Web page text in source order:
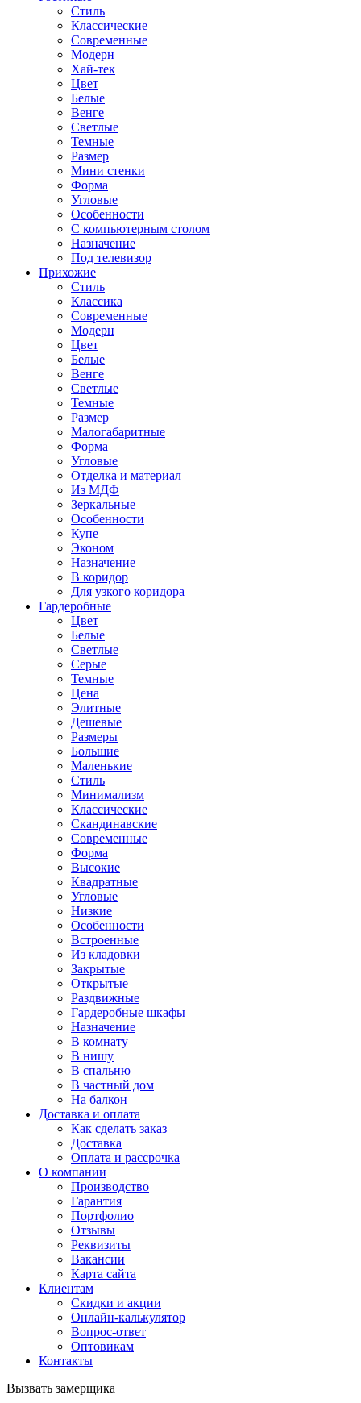
Стиль
Классические
Современные
Модерн
Хай-тек
Цвет
Белые
Венге
Светлые
Темные
Размер
Мини стенки
Форма
Угловые
Особенности
С компьютерным столом
Назначение
Под телевизор
Прихожие
Стиль
Классика
Современные
Модерн
Цвет
Белые
Венге
Светлые
Темные
Размер
Малогабаритные
Форма
Угловые
Отделка и материал
Из МДФ
Зеркальные
Особенности
Купе
Эконом
Назначение
В коридор
Для узкого коридора
Гардеробные
Цвет
Белые
Светлые
Серые
Темные
Цена
Элитные
Дешевые
Размеры
Большие
Маленькие
Стиль
Минимализм
Классические
Скандинавские
Современные
Форма
Высокие
Квадратные
Угловые
Низкие
Особенности
Встроенные
Из кладовки
Закрытые
Открытые
Раздвижные
Гардеробные шкафы
Назначение
В комнату
В нишу
В спальню
В частный дом
На балкон
Доставка и оплата
Как сделать заказ
Доставка
Оплата и рассрочка
О компании
Производство
Гарантия
Портфолио
Отзывы
Реквизиты
Вакансии
Карта сайта
Клиентам
Скидки и акции
Онлайн-калькулятор
Вопрос-ответ
Оптовикам
Контакты
Вызвать замерщика